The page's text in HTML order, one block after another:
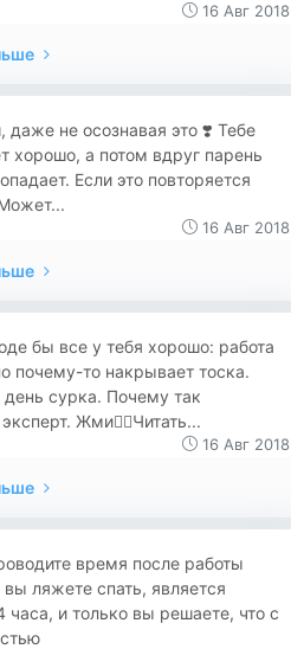
16 Авг 2018
даже не осознавая это ❣️ Тебе
хорошо, а потом вдруг парень
Если это повторяется
16 Авг 2018
бы все у тебя хорошо: работа
почему-то накрывает тоска.
сурка. Почему так
Жми👉🏻Читать...
16 Авг 2018
время после работы
ляжете спать, является
и только вы решаете, что с